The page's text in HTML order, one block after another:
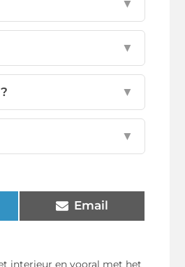
▼
▼
▼
▼
Email
interieur en vooral met het